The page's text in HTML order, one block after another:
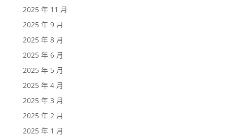
2025 年 11 月
2025 年 9 月
2025 年 8 月
2025 年 6 月
2025 年 5 月
2025 年 4 月
2025 年 3 月
2025 年 2 月
2025 年 1 月